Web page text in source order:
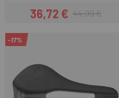
Preis
36,72 €Regulärer Preis
44,99 €
-17%